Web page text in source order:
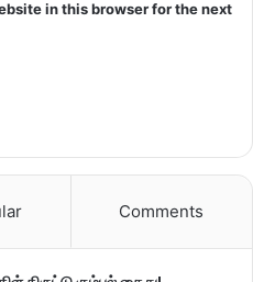
in this browser for the next
Comments